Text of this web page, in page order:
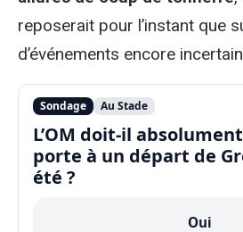
reposerait pour l’instant que
d’événements encore
Sondage Au Stade
L’OM doit-il
porte à un départ de
été ?
Oui